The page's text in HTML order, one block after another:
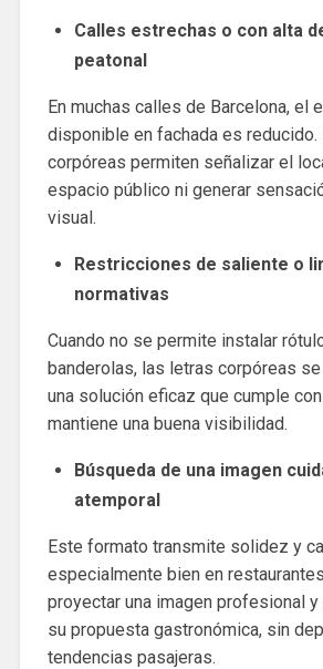
Calles estrechas o con alta
peatonal
En muchas calles de Barcelona, el
disponible en fachada es reducido.
corpóreas permiten señalizar el
espacio público ni generar
visual.
Restricciones de saliente o
normativas
Cuando no se permite instalar
banderolas, las letras corpóreas
una solución eficaz que cumple
mantiene una buena visibilidad.
Búsqueda de una imagen
atemporal
Este formato transmite solidez y
especialmente bien en
proyectar una imagen profesional
su propuesta gastronómica, sin
tendencias pasajeras.